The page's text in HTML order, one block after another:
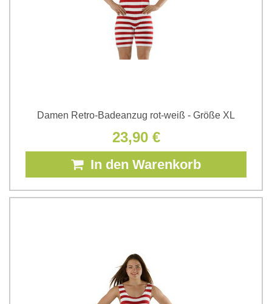
Damen Retro-Badeanzug rot-weiß - Größe XL
23,90 €
In den Warenkorb